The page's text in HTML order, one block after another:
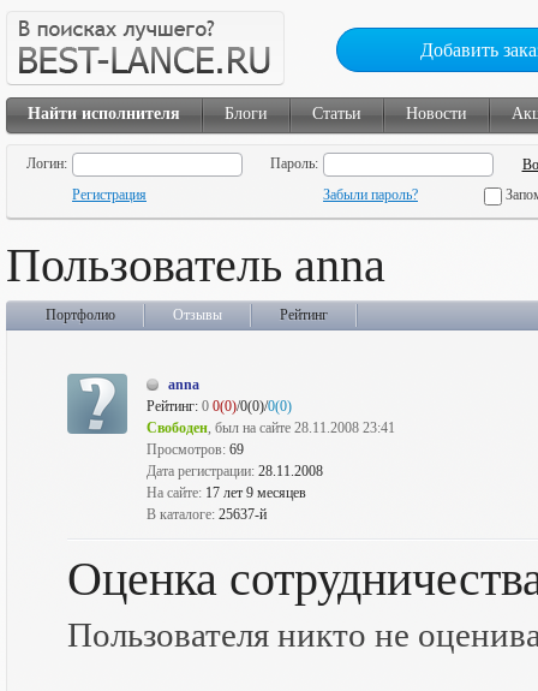
Добавить
Найти исполнителя Блоги Статьи Новости
Логин:
Пароль:
Регистрация
Забыли пароль?
Пользователь anna
Портфолио Отзывы Рейтинг
anna
Рейтинг: 0 0(0)/0(0)/0(0)
Свободен, был на сайте 28.11.2008 23:41
Просмотров: 69
Дата регистрации: 28.11.2008
На сайте: 17 лет 9 месяцев
В каталоге: 25637-й
Оценка
Пользователя никто не